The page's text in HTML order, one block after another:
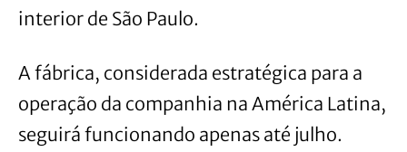
interior de São Paulo.
A fábrica, considerada estratégica para a
operação da companhia na América Latina,
seguirá funcionando apenas até julho.